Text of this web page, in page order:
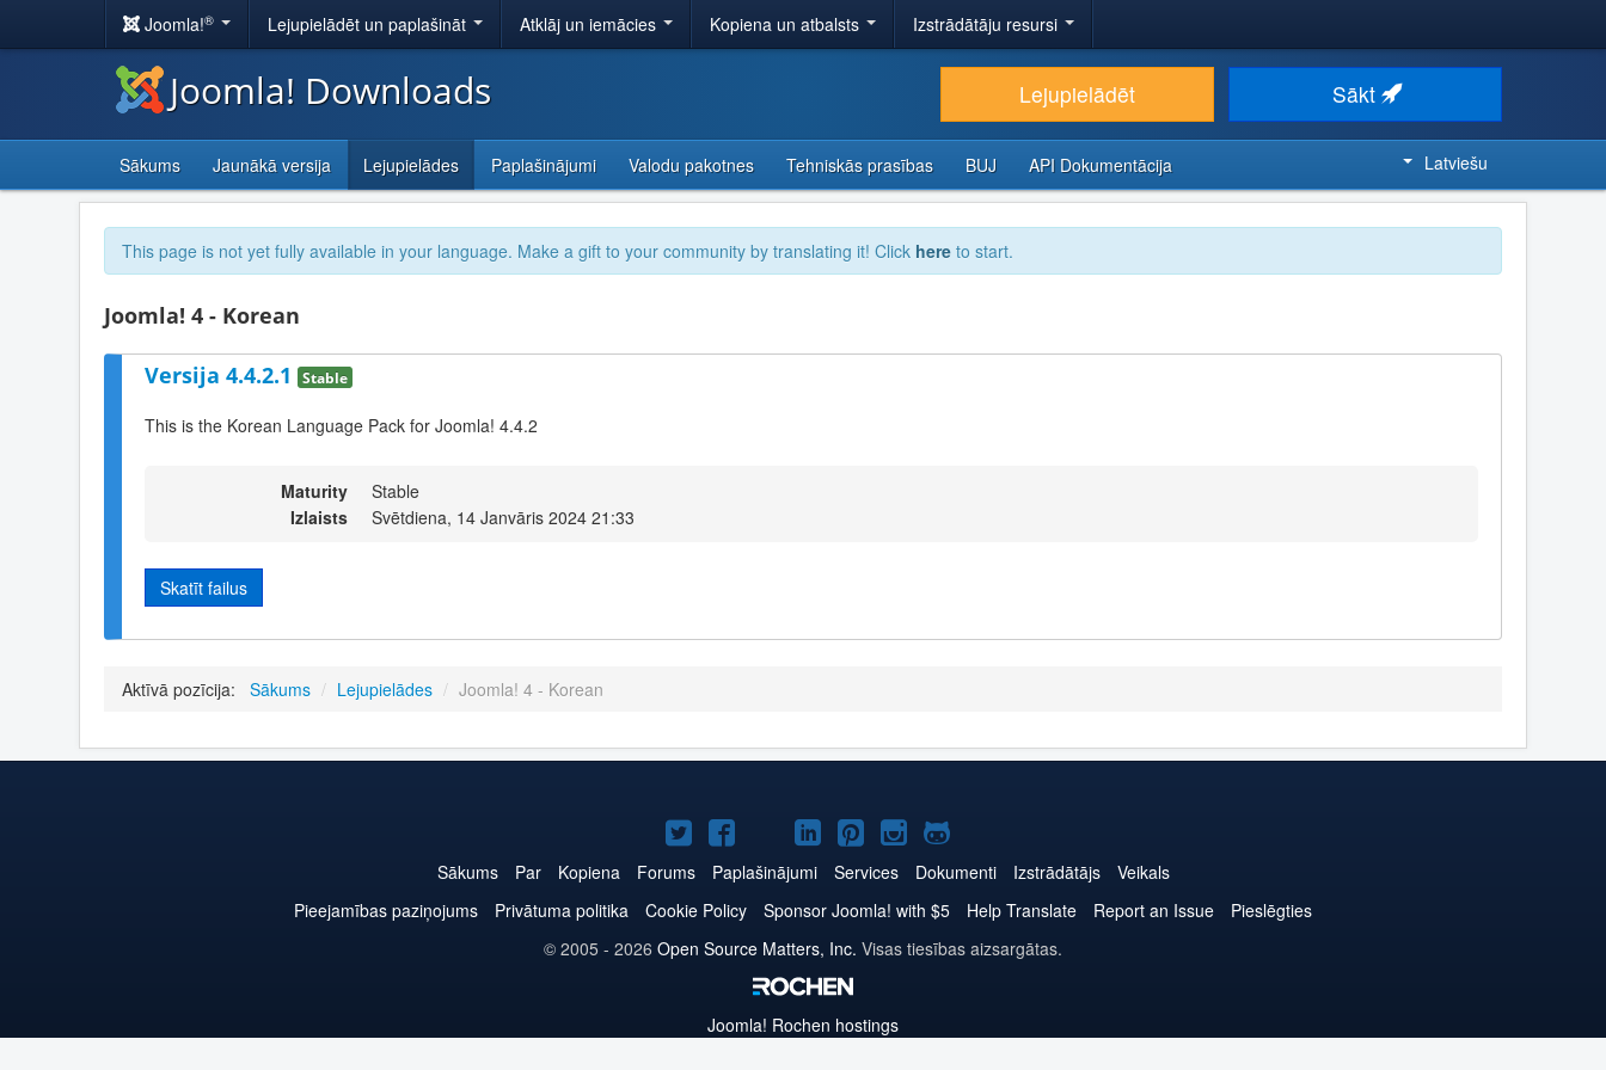
Joomla!® Lejupielādēt un paplašināt Atklāj un iemācies Kopiena un atbalsts Izstrādātāju resursi
Joomla! Downloads Lejupielādēt Sākt
Sākums Jaunākā versija Lejupielādes Paplašinājumi Valodu pakotnes Tehniskās prasības BUJ API Dokumentācija Latviešu
This page is not yet fully available in your language. Make a gift to your community by translating it! Click here to start.
Joomla! 4 - Korean
Versija 4.4.2.1 Stable
This is the Korean Language Pack for Joomla! 4.4.2
Maturity
Stable
Izlaists
Svētdiena, 14 Janvāris 2024 21:33
Skatīt failus
Aktīvā pozīcija: Sākums / Lejupielādes / Joomla! 4 - Korean
Joomla!
Twitter
Joomla!
Facebook
Joomla!
YouTube
Joomla!
LinkedIn
Joomla!
Pinterest
Joomla!
Instagram
Joomla!
GitHub
Sākums Par Kopiena Forums Paplašinājumi Services Dokumenti Izstrādātājs
Veikals
Pieejamības paziņojums
Privātuma politika Cookie Policy Sponsor Joomla! with $5 Help Translate Report an Issue
Pieslēgties
© 2005 - 2026 Open Source Matters, Inc. Visas tiesības aizsargātas.
Joomla! Rochen hostings